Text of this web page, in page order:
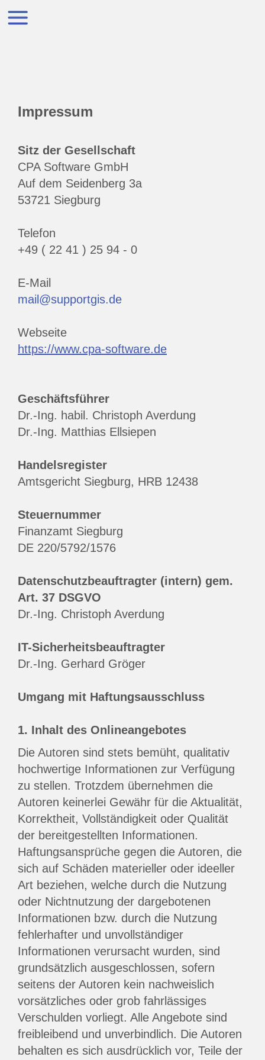
Impressum
Sitz der Gesellschaft
CPA Software GmbH
Auf dem Seidenberg 3a
53721 Siegburg
Telefon
+49 ( 22 41 ) 25 94 - 0
E-Mail
mail@supportgis.de
Webseite
https://www.cpa-software.de
Geschäftsführer
Dr.-Ing. habil. Christoph Averdung
Dr.-Ing. Matthias Ellsiepen
Handelsregister
Amtsgericht Siegburg, HRB 12438
Steuernummer
Finanzamt Siegburg
DE 220/5792/1576
Datenschutzbeauftragter (intern) gem.
Art. 37 DSGVO
Dr.-Ing. Christoph Averdung
IT-Sicherheitsbeauftragter
Dr.-Ing. Gerhard Gröger
Umgang mit Haftungsausschluss
1. Inhalt des Onlineangebotes
Die Autoren sind stets bemüht, qualitativ
hochwertige Informationen zur Verfügung
zu stellen. Trotzdem übernehmen die
Autoren keinerlei Gewähr für die Aktualität,
Korrektheit, Vollständigkeit oder Qualität
der bereitgestellten Informationen.
Haftungsansprüche gegen die Autoren, die
sich auf Schäden materieller oder ideeller
Art beziehen, welche durch die Nutzung
oder Nichtnutzung der dargebotenen
Informationen bzw. durch die Nutzung
fehlerhafter und unvollständiger
Informationen verursacht wurden, sind
grundsätzlich ausgeschlossen, sofern
seitens der Autoren kein nachweislich
vorsätzliches oder grob fahrlässiges
Verschulden vorliegt. Alle Angebote sind
freibleibend und unverbindlich. Die Autoren
behalten es sich ausdrücklich vor, Teile der